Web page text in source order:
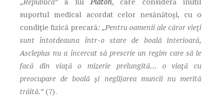
suportul medical acordat celor nesănătoşi, cu o
condiţie fizică precară: „Pentru oamenii ale căror vieți
sunt întotdeauna într-o stare de boală interioară,
Asclepius nu a încercat să prescrie un regim care să le
facă din viață o mizerie prelungită… o viață cu
preocupare de boală și neglijarea muncii nu merită
trăită.”(7).